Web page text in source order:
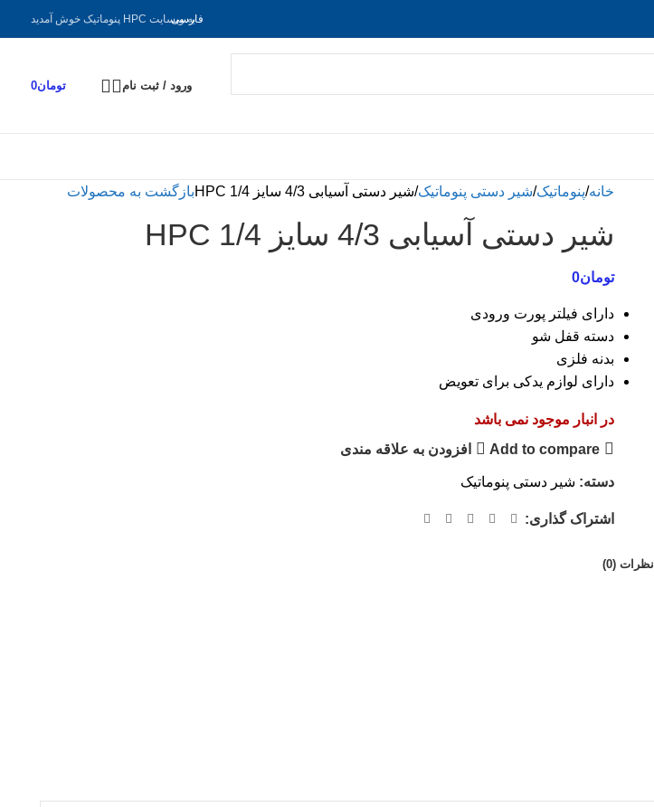
فارسی
به وبسایت HPC پنوماتیک خوش آمدید
ورود / ثبت نام تومان0
خانه پنوماتیک شیر دستی پنوماتیک شیر دستی آسیابی 4/3 سایز 1/4 HPC بازگشت به محصولات
شیر دستی آسیابی 4/3 سایز 1/4 HPC
تومان0
دارای فیلتر پورت ورودی
دسته قفل شو
بدنه فلزی
دارای لوازم یدکی برای تعویض
در انبار موجود نمی باشد
Add to compare
افزودن به علاقه مندی
دسته: شیر دستی پنوماتیک
اشتراک گذاری:
نظرات (0)